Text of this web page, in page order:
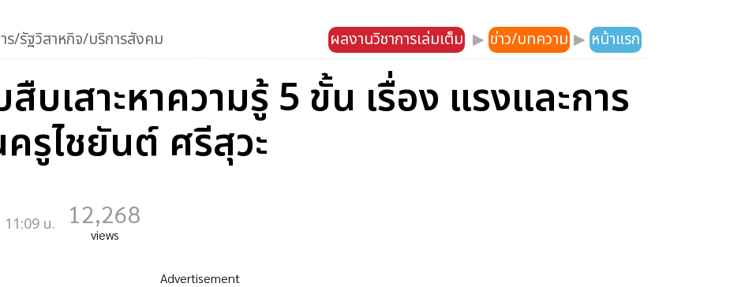
ร/รัฐวิสาหกิจ/บริการสังคม ผลงานวิชาการเล่มเต็ม ▶ ข่าว/บทความ ▶ หน้าแรก
บเสาะหาความรู้ 5 ขั้น เรื่อง แรงและการ
รูไชยันต์ ศรีสุวะ
11:09 น. 12,268
views
Advertisement